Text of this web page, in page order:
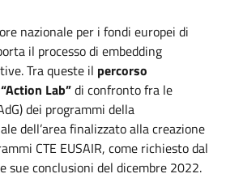
nazionale per i fondi europei di
il processo di embedding
Tra queste il percorso
Lab”di confronto fra le
dei programmi della
dell’area finalizzato alla creazione
CTE EUSAIR, come richiesto dal
sue conclusioni del dicembre 2022.